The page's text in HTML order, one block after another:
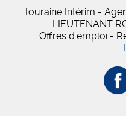
Touraine Intérim -
LIEUTENANT
Offres d'emploi -